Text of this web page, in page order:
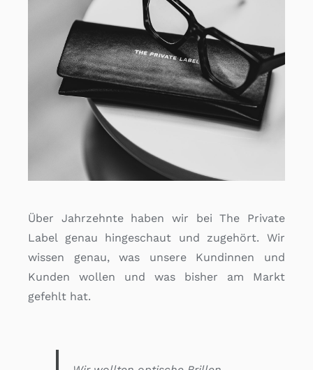
Über Jahrzehnte haben wir bei The Private
Label genau hingeschaut und zugehört. Wir
wissen genau, was unsere Kundinnen und
Kunden wollen und was bisher am Markt
gefehlt hat.